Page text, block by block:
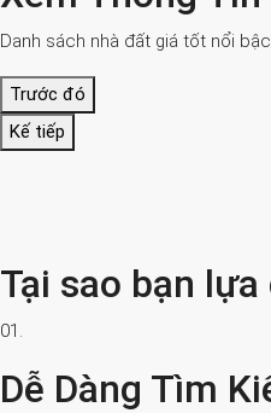
Danh sách nhà đất giá tốt nổi
Trước đó
Kế tiếp
Tại sao bạn
01.
Dễ Dàng Tìm